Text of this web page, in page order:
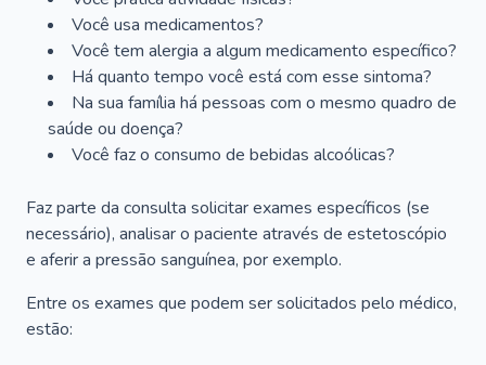
Você usa medicamentos?
Você tem alergia a algum medicamento específico?
Há quanto tempo você está com esse sintoma?
Na sua família há pessoas com o mesmo quadro de
saúde ou doença?
Você faz o consumo de bebidas alcoólicas?
Faz parte da consulta solicitar exames específicos (se
necessário), analisar o paciente através de estetoscópio
e aferir a pressão sanguínea, por exemplo.
Entre os exames que podem ser solicitados pelo médico,
estão: